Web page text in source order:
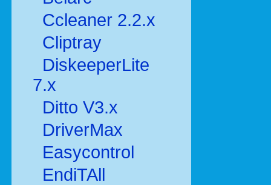
Ccleaner 2.2.x
Cliptray
DiskeeperLite
7.x
Ditto V3.x
DriverMax
Easycontrol
EndiTAll